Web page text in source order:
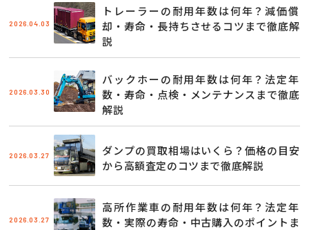
2026.04.03
トレーラーの耐用年数は何年？減価償
却・寿命・長持ちさせるコツまで徹底解
説
2026.03.30
バックホーの耐用年数は何年？法定年
数・寿命・点検・メンテナンスまで徹底
解説
2026.03.27
ダンプの買取相場はいくら？価格の目安
から高額査定のコツまで徹底解説
2026.03.27
高所作業車の耐用年数は何年？法定年
数・実際の寿命・中古購入のポイントま